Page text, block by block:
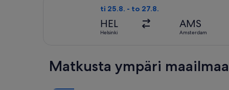
ti 25.8. - to 27.8.
HEL
Helsinki
AMS
Amsterdam
Matkusta ympäri